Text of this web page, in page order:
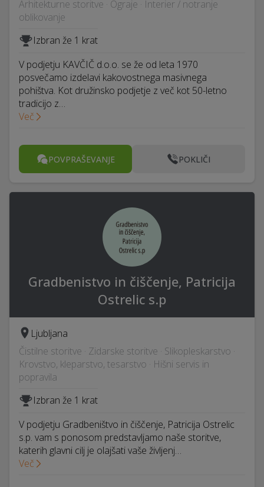
Arhitekturne storitve · Ograje · Interier / notranje
oblikovanje
Izbran že 1 krat
V podjetju KAVČIČ d.o.o. se že od leta 1970
posvečamo izdelavi kakovostnega masivnega
pohištva. Kot družinsko podjetje z več kot 50-letno
tradicijo z…
Več
POVPRAŠEVANJE POKLIČI
Gradbenistvo in čiščenje, Patricija
Ostrelic s.p
Ljubljana
Čistilne storitve · Zidarske storitve · Slikopleskarstvo ·
Krovstvo, kleparstvo, tesarstvo · Hišni servis in
popravila
Izbran že 1 krat
V podjetju Gradbeništvo in čiščenje, Patricija Ostrelic
s.p. vam s ponosom predstavljamo naše storitve,
katerih glavni cilj je olajšati vaše življenj…
Več